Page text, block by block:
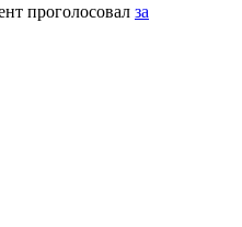
проголосовал за